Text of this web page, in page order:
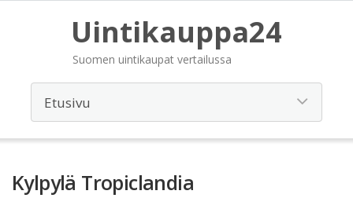
Uintikauppa24
Suomen uintikaupat vertailussa
Kylpylä Tropiclandia